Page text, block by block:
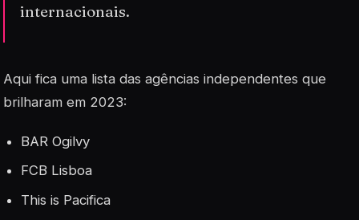
internacionais.
Aqui fica uma lista das agências independentes que
brilharam em 2023:
BAR Ogilvy
FCB Lisboa
This is Pacifica